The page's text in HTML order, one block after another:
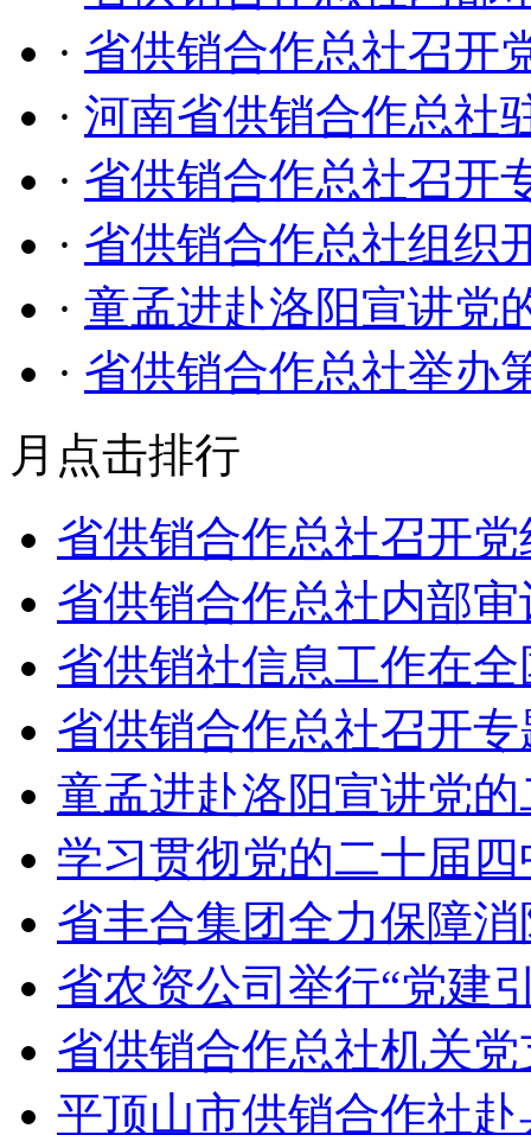
· 省供销合作总社召开
· 河南省供销合作总社
· 省供销合作总社召开
· 省供销合作总社组织
· 童孟进赴洛阳宣讲党
· 省供销合作总社举办
月点击排行
省供销合作总社召开
省供销合作总社内部
省供销社信息工作在
省供销合作总社召开
童孟进赴洛阳宣讲党
学习贯彻党的二十届
省丰合集团全力保障
省农资公司举行“党建
省供销合作总社机关
平顶山市供销合作社